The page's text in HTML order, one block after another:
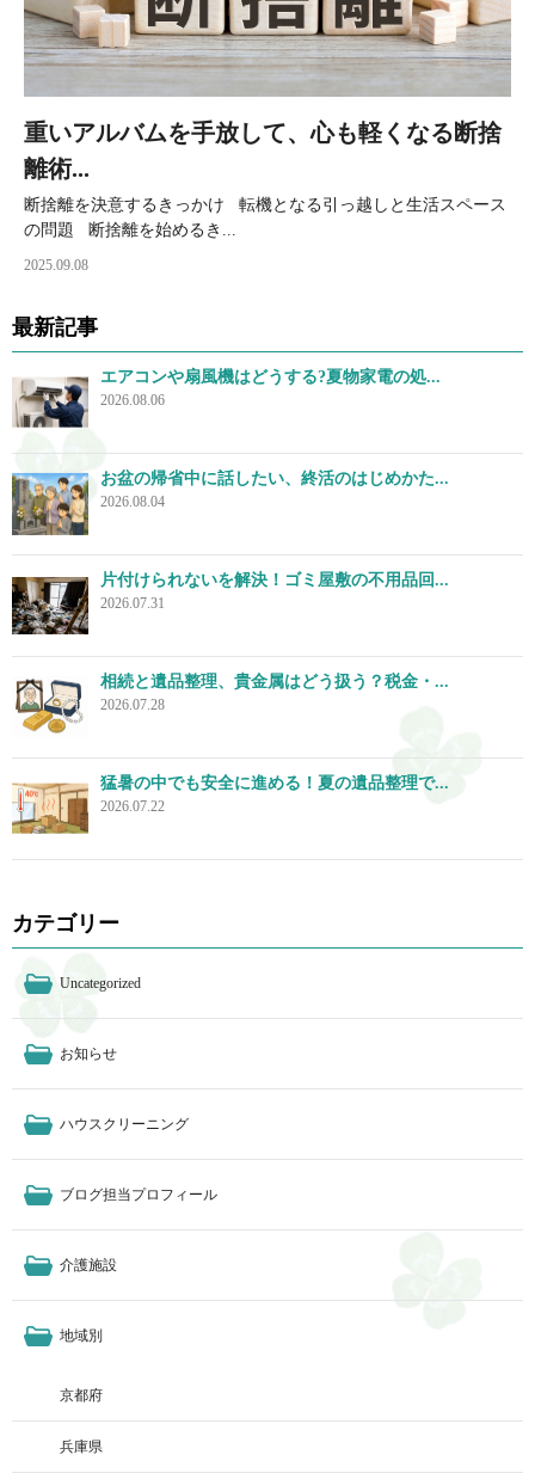
重いアルバムを手放して、心も軽くなる断捨
離術...
断捨離を決意するきっかけ 転機となる引っ越しと生活スペース
の問題 断捨離を始めるき...
2025.09.08
最新記事
エアコンや扇風機はどうする?夏物家電の処...
2026.08.06
お盆の帰省中に話したい、終活のはじめかた...
2026.08.04
片付けられないを解決！ゴミ屋敷の不用品回...
2026.07.31
相続と遺品整理、貴金属はどう扱う？税金・...
2026.07.28
猛暑の中でも安全に進める！夏の遺品整理で...
2026.07.22
カテゴリー
Uncategorized
お知らせ
ハウスクリーニング
ブログ担当プロフィール
介護施設
地域別
京都府
兵庫県